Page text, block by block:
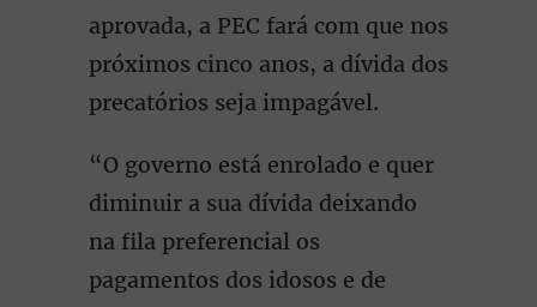
aprovada, a PEC fará com que nos
próximos cinco anos, a dívida dos
precatórios seja impagável.
“O governo está enrolado e quer
diminuir a sua dívida deixando
na fila preferencial os
pagamentos dos idosos e de